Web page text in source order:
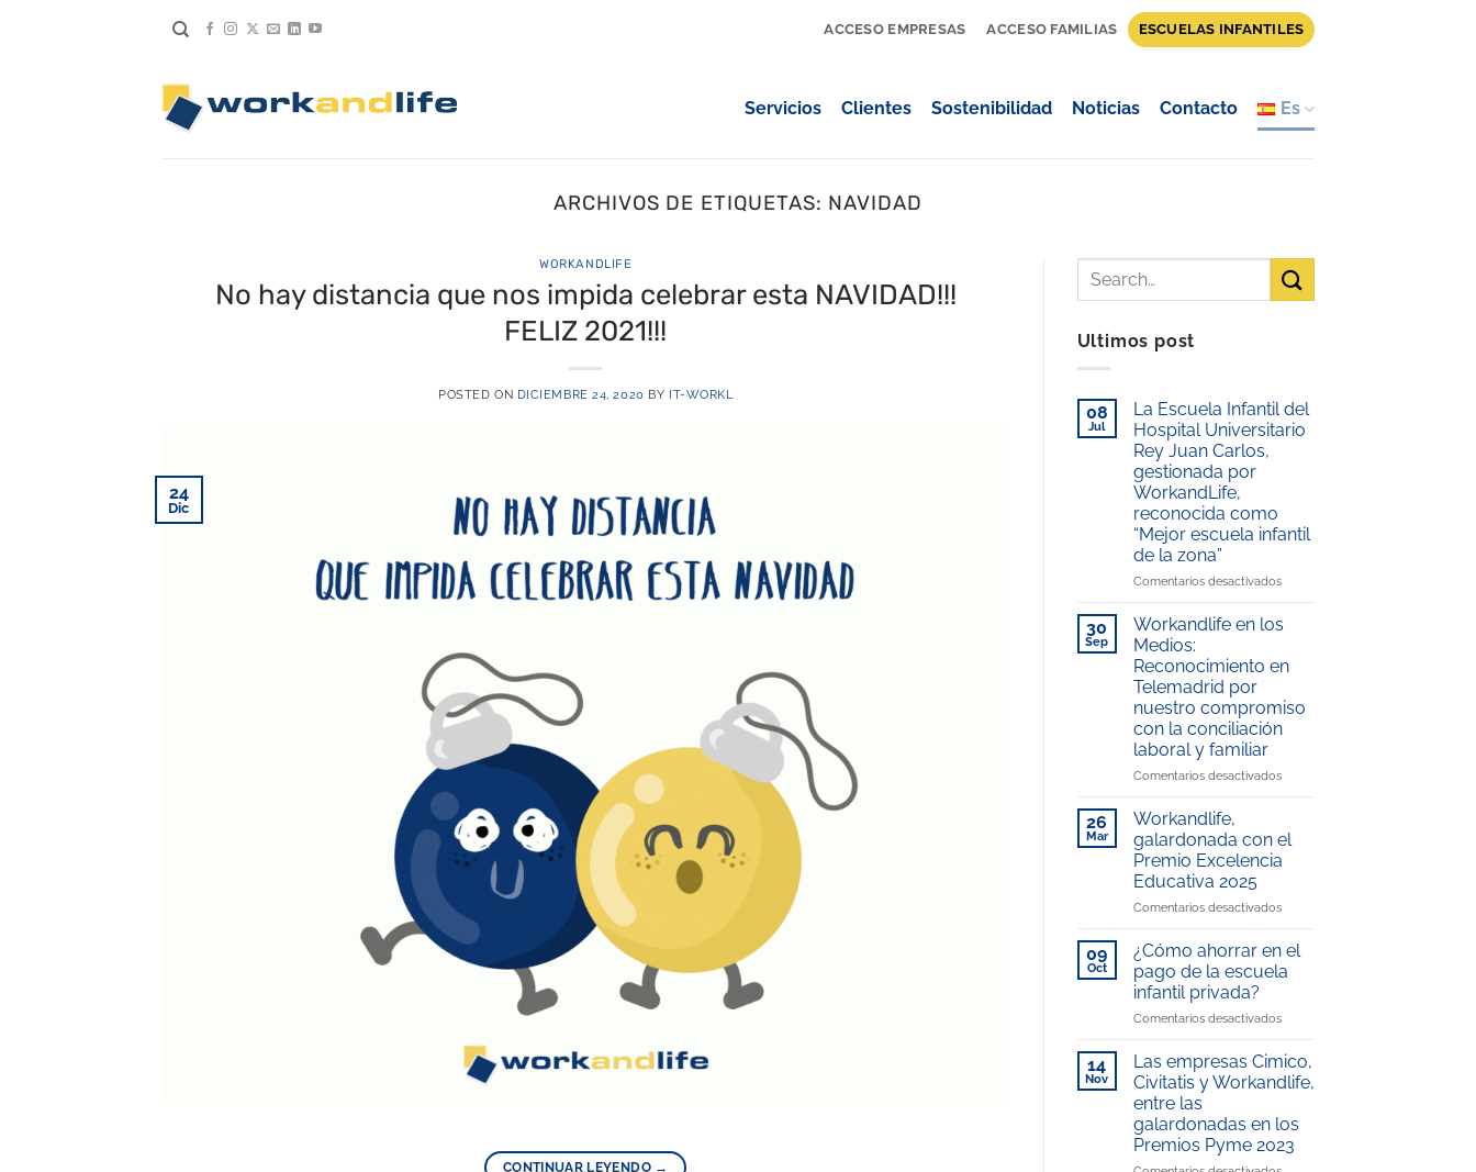
ACCESO EMPRESAS ACCESO FAMILIAS ESCUELAS INFANTILES
Servicios Clientes Sostenibilidad Noticias Contacto Es
ARCHIVOS DE ETIQUETAS: NAVIDAD
WORKANDLIFE
No hay distancia que nos impida celebrar esta NAVIDAD!!!
FELIZ 2021!!!
POSTED ON DICIEMBRE 24, 2020 BY IT-WORKL
24
Dic
CONTINUAR LEYENDO →
Ultimos post
08
Jul
La Escuela Infantil del
Hospital Universitario
Rey Juan Carlos,
gestionada por
WorkandLife,
reconocida como
“Mejor escuela infantil
de la zona”
Comentarios desactivadosen
Infantil
Hospital
Rey
Juan
por
como
“Mejor
de
zona”
30
Sep
Workandlife en los
Medios:
Reconocimiento en
Telemadrid por
nuestro compromiso
con la conciliación
laboral y familiar
Comentarios desactivadosen
los
Medios:
Reconocimiento
Telemadrid
nuestro
compromiso
con
conciliación
y
familiar
26
Mar
Workandlife,
galardonada con el
Premio Excelencia
Educativa 2025
Comentarios desactivadosen
galardonada
con
el
Excelencia
2025
09
Oct
¿Cómo ahorrar en el
pago de la escuela
infantil privada?
Comentarios desactivadosen
ahorrar
en
el
de
la
escuela
14
Nov
Las empresas Cimico,
Civitatis y Workandlife,
entre las
galardonadas en los
Premios Pyme 2023